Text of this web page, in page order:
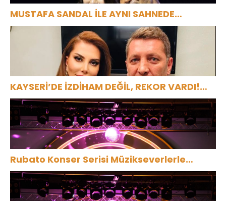
MUSTAFA SANDAL İLE AYNI SAHNEDE
PARLADI: AFRA’YA HARBİYE’DE BÜYÜK ALKIŞ
KAYSERİ’DE İZDİHAM DEĞİL, REKOR VARDI!
195 BİN KİŞİ
Rubato Konser Serisi Müzikseverlerle
Buluşmaya Devam Ediyor